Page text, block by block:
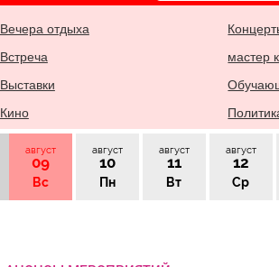
Вечера отдыха
Встреча
Выставки
Кино
мастер
август
09
Вс
август
10
Пн
август
11
Вт
август
12
Ср